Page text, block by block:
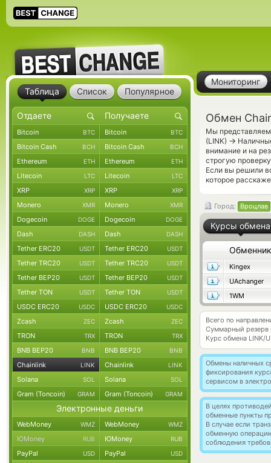
Мониторинг
Обмен
Мы представляем
(LINK) →
внимание и на
строгую
Если вы решили
которое
Город: Вроцлав
Курсы обмена
Обменник
Kingex
UAchanger
1WM
Всего по
Суммарный резерв
Курс обмена LINK/
Обмены наличных
фиксирования
сервисом в
В целях
обменные пункты
В случае если
обменную
соблюдения
Таблица Список Популярное
Bitcoin BTC Bitcoin BTC
Bitcoin Cash BCH Bitcoin Cash BCH
Ethereum ETH Ethereum ETH
Litecoin LTC Litecoin LTC
XRP XRP XRP XRP
Monero XMR Monero XMR
Dogecoin DOGE Dogecoin DOGE
Dash DASH Dash DASH
Tether ERC20 USDT Tether ERC20 USDT
Tether TRC20 USDT Tether TRC20 USDT
Tether BEP20 USDT Tether BEP20 USDT
Tether TON USDT Tether TON USDT
USDC ERC20 USDC USDC ERC20 USDC
Zcash ZEC Zcash ZEC
TRON TRX TRON TRX
BNB BEP20 BNB BNB BEP20 BNB
Chainlink LINK Chainlink LINK
Solana SOL Solana SOL
Gram (Toncoin) GRAM Gram (Toncoin) GRAM
Электронные деньги
WebMoney WMZ WebMoney WMZ
ЮMoney RUB ЮMoney RUB
PayPal USD PayPal USD